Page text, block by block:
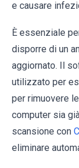
e causare
È essenziale
disporre di un
aggiornato. Il
utilizzato per
per rimuovere
computer sia
scansione con
eliminare